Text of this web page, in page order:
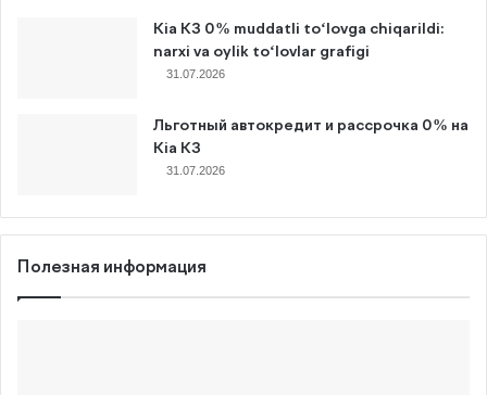
Kia K3 0% muddatli to‘lovga chiqarildi:
narxi va oylik to‘lovlar grafigi
31.07.2026
Льготный автокредит и рассрочка 0% на
Kia K3
31.07.2026
Полезная информация